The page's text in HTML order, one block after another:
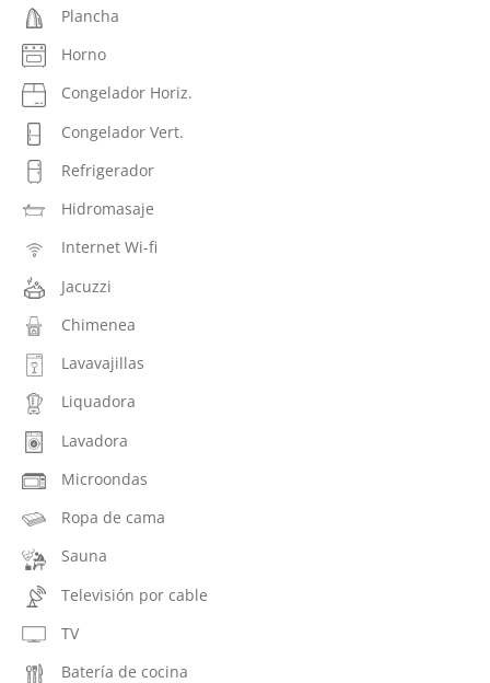
Plancha
Horno
Congelador Horiz.
Congelador Vert.
Refrigerador
Hidromasaje
Internet Wi-fi
Jacuzzi
Chimenea
Lavavajillas
Liquadora
Lavadora
Microondas
Ropa de cama
Sauna
Televisión por cable
TV
Batería de cocina